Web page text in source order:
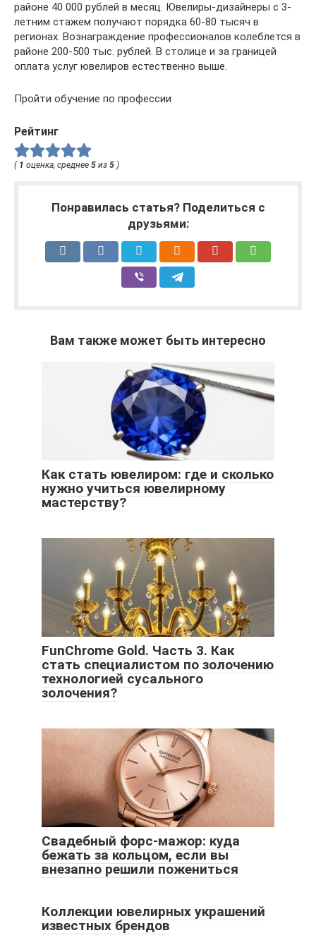
районе 40 000 рублей в месяц. Ювелиры-дизайнеры с 3-
летним стажем получают порядка 60-80 тысяч в
регионах. Вознаграждение профессионалов колеблется в
районе 200-500 тыс. рублей. В столице и за границей
оплата услуг ювелиров естественно выше.
Пройти обучение по профессии
Рейтинг
( 1 оценка, среднее 5 из 5 )
Понравилась статья? Поделиться с
друзьями:
Вам также может быть интересно
Как стать ювелиром: где и сколько
нужно учиться ювелирному
мастерству?
FunChrome Gold. Часть 3. Как
стать специалистом по золочению
технологией сусального
золочения?
Свадебный форс-мажор: куда
бежать за кольцом, если вы
внезапно решили пожениться
Коллекции ювелирных украшений
известных брендов